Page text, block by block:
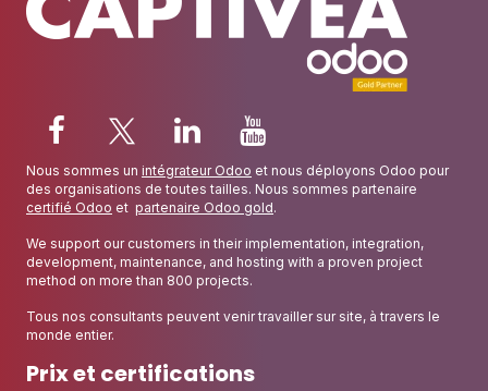
Nous sommes un intégrateur Odoo et nous déployons Odoo pour
des organisations de toutes tailles. Nous sommes partenaire
certifié Odoo et partenaire Odoo gold.
We support our customers in their implementation, integration,
development, maintenance, and hosting with a proven project
method on more than 800 projects.
Tous nos consultants peuvent venir travailler sur site, à travers le
monde entier.
Prix et certifications